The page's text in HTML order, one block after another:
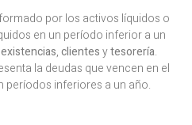
por los activos líquidos o
en un período inferior a un
existencias,clientesytesorería.
la deudas que vencen en el
períodos inferiores a un año.